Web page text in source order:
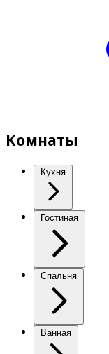
Комнаты
Кухня
Гостиная
Спальня
Ванная